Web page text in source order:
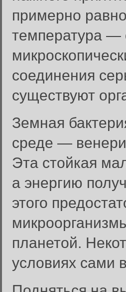
примерно
температура —
соединения
существуют
Земная
среде —
Эта стойкая
а энергию
этого
планетой.
условиях сами